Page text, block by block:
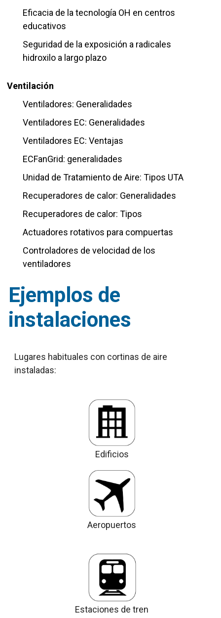
Eficacia de la tecnología OH en centros
educativos
Seguridad de la exposición a radicales
hidroxilo a largo plazo
Ventilación
Ventiladores: Generalidades
Ventiladores EC: Generalidades
Ventiladores EC: Ventajas
ECFanGrid: generalidades
Unidad de Tratamiento de Aire: Tipos UTA
Recuperadores de calor: Generalidades
Recuperadores de calor: Tipos
Actuadores rotativos para compuertas
Controladores de velocidad de los
ventiladores
Ejemplos de
instalaciones
Lugares habituales con cortinas de aire
instaladas:
Edificios
Aeropuertos
Estaciones de tren